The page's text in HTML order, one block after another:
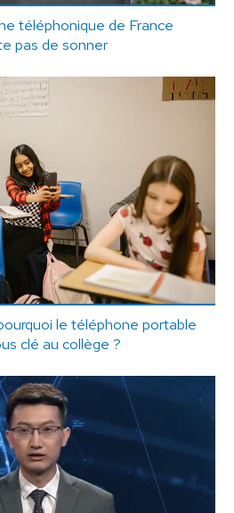
téléphonique de France
pas de sonner
le téléphone portable
clé au collège ?